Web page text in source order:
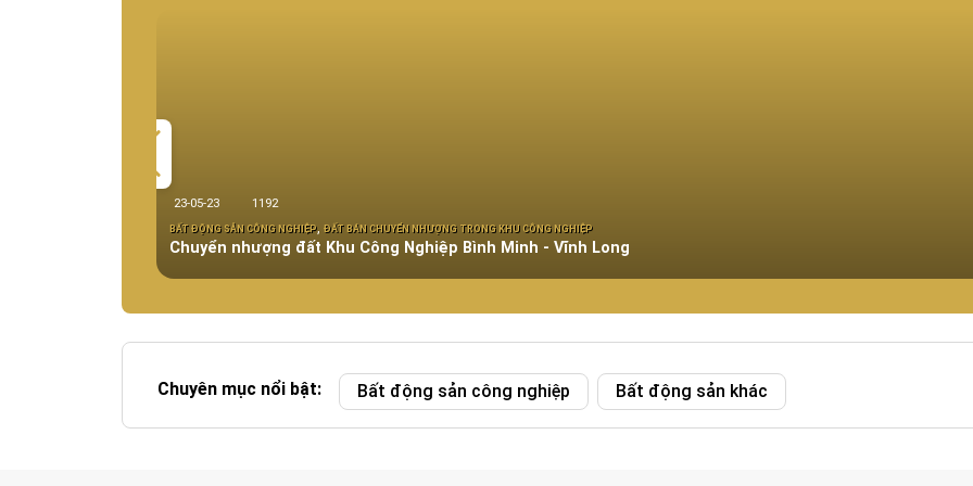
23-05-23 1192
BẤT ĐỘNG SẢN CÔNG NGHIỆP,ĐẤT BÁN CHUYỂN NHƯỢNG TRONG KHU CÔNG NGHIỆP
Chuyển nhượng đất Khu Công Nghiệp Bình Minh - Vĩnh Long
Giá:
Chuyên mục nổi bật: Bất động sản công nghiệp Bất động sản khác